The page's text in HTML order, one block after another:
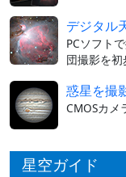
デジタル
PCソフト
団撮影を
惑星を撮
CMOSカメ
星空ガイド